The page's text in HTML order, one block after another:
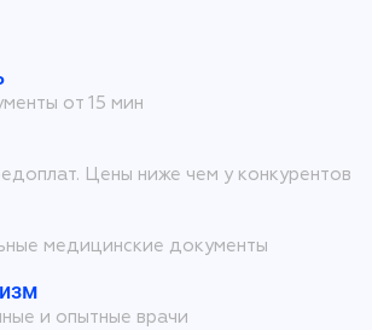
от 15 мин
Цены ниже чем у конкурентов
медицинские документы
и опытные врачи